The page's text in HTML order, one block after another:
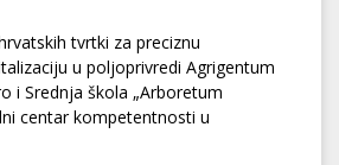
tvrtki za preciznu
u poljoprivredi Agrigentum
i Srednja škola „Arboretum
centar kompetentnosti u